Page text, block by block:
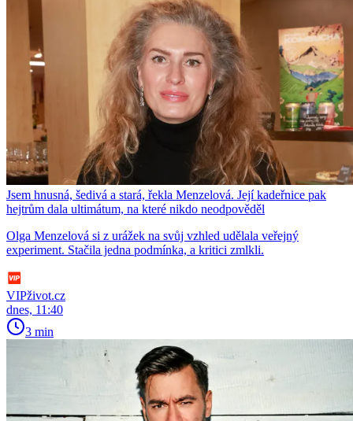
Jsem hnusná, šedivá a stará, řekla Menzelová. Její kadeřnice pak
hejtrům dala ultimátum, na které nikdo neodpověděl
Olga Menzelová si z urážek na svůj vzhled udělala veřejný
experiment. Stačila jedna podmínka, a kritici zmlkli.
VIPživot.cz
dnes, 11:40
3 min